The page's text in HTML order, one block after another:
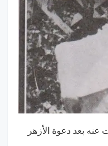
عنه بعد دعوة الأزهر